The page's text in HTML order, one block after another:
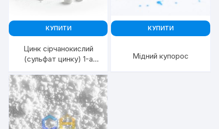
КУПИТИ
Цинк сірчанокислий
(сульфат цинку) 1-а
КУПИТИ
Мідний купорос